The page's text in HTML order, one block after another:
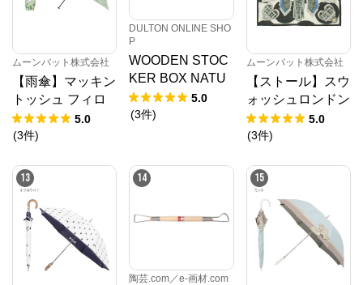
ムーンバット株式会社
【雨傘】マッキン
トッシュ フィロ
ソフィー (MACKI
NTOSH PHILOS
ラ 軽量 スノーブ
ルガーデン
5.0
(3件)
DULTON ONLINE SHO
P
WOODEN STOC
KER BOX NATU
RAL
5.0
(3件)
ムーンバット株式会社
【ストール】スウ
ォッシュロンドン
(SWASH LONDO
N) PICTURE WIN
*120 シルクウー
ル
5.0
(3件)
13 14
陶芸.com／e-画材.com
15